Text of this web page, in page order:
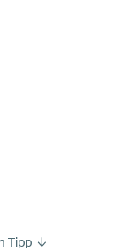
Tipp